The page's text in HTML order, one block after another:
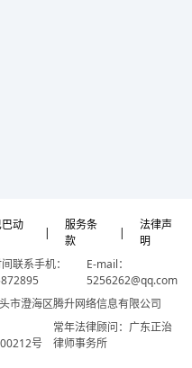
动
|
服务条
款
|
法律声
明
联系手机：
E-mail：
5256262@qq.com
市澄海区腾升网络信息有限公司
号
常年法律顾问：广东正治
律师事务所